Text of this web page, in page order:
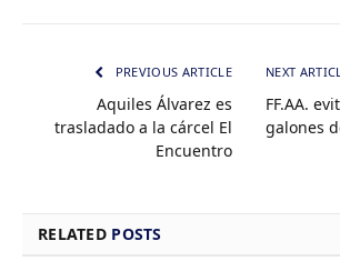
PREVIOUS ARTICLE
Aquiles Álvarez es
trasladado a la cárcel El
Encuentro
NEXT
FF.AA.
galones
RELATED POSTS